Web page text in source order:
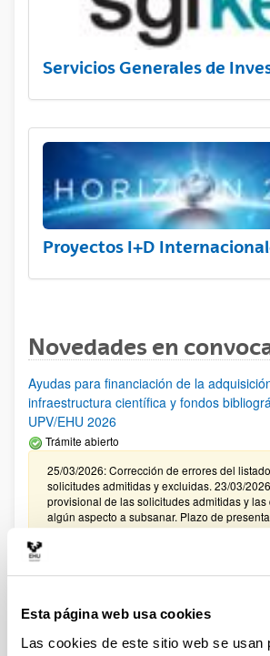
Esta página web usa cookies
Las cookies de este sitio web se usan
Servicios Generales de
Proyectos I+D
Novedades en
Ayudas para financiación de la
infraestructura científica y fondos
UPV/EHU 2026
Trámite abierto
25/03/2026: Corrección de errores del
solicitudes admitidas y excluidas. 23/03/
provisional de las solicitudes admitidas y las
algún aspecto a subsanar. Plazo de
alegaciones: del 24/03/2026 al 09/04/2026
Convocatoria de ayudas para el fomento
Abierto el plazo de presentación: 01/07/2026
Plazo interno para envío documentación: